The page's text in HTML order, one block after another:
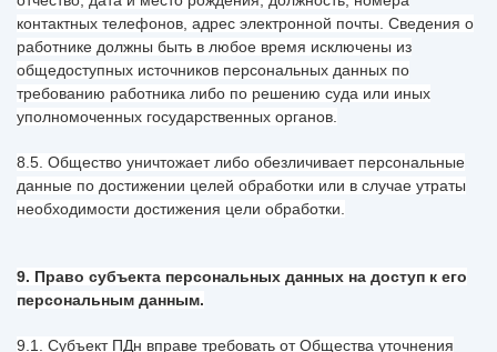
контактных телефонов, адрес электронной почты. Сведения о
работнике должны быть в любое время исключены из
общедоступных источников персональных данных по
требованию работника либо по решению суда или иных
уполномоченных государственных органов.
8.5. Общество уничтожает либо обезличивает персональные
данные по достижении целей обработки или в случае утраты
необходимости достижения цели обработки.
9. Право субъекта персональных данных на доступ к его
персональным данным.
9.1. Субъект ПДн вправе требовать от Общества уточнения